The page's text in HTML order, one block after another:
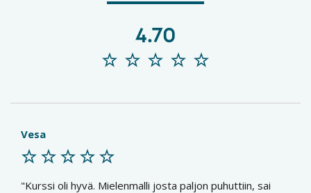
4.70
Vesa
Kurssi oli hyvä. Mielenmalli josta paljon puhuttiin, sai